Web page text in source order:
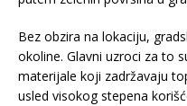
Bez obzira na lokaciju,
okoline. Glavni uzroci za to
materijale koji zadržavaju
usled visokog stepena